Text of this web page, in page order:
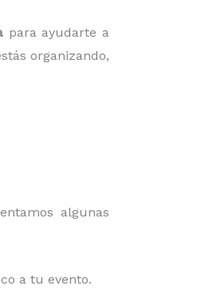
para ayudarte a
organizando,
algunas
a tu evento.